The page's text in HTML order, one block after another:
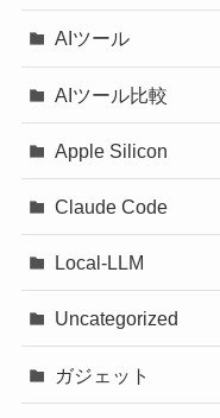
AIツール
AIツール比較
Apple Silicon
Claude Code
Local-LLM
Uncategorized
ガジェット